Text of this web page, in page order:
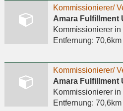
Amara Fulfillment
Kommissioniererin
Entfernung: 70,6km
Amara Fulfillment
Kommissioniererin
Entfernung: 70,6km